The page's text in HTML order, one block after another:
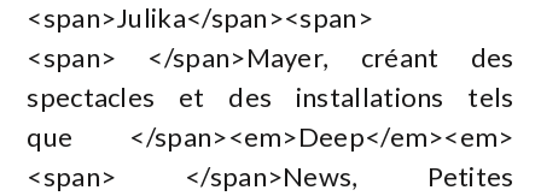
<span>Julika</span><span>
<span> </span>Mayer, créant des
spectacles et des installations tels
que </span><em>Deep</em><em>
<span> </span>News, Petites